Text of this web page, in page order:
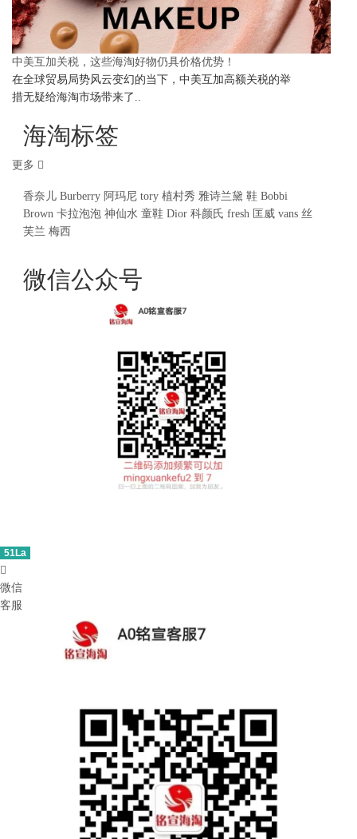
中美互加关税，这些海淘好物仍具价格优势！
在全球贸易局势风云变幻的当下，中美互加高额关税的举
措无疑给海淘市场带来了..
海淘标签
更多
香奈儿 Burberry 阿玛尼 tory 植村秀 雅诗兰黛 鞋 Bobbi
Brown 卡拉泡泡 神仙水 童鞋 Dior 科颜氏 fresh 匡威 vans 丝
芙兰 梅西
微信公众号
51La

微信
客服